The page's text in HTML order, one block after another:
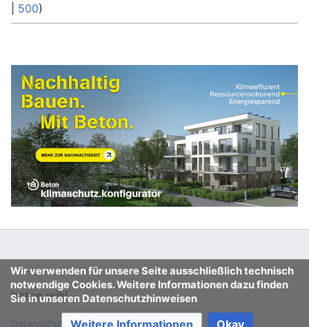
500)
Wir verwenden für unsere Seite ausschließlich technisch
notwendige Cookies. Weitere Informationen dazu finden
Sie in unseren Datenschutzhinweisen
Weitere Informationen Okay
beton.wiki
Datenschutz Klassische Ansicht